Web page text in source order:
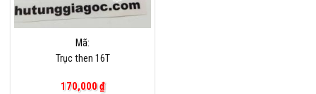
Mã:
Trục then 16T
170,000₫